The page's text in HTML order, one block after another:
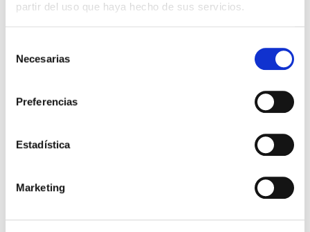
partir del uso que haya hecho de sus servicios.
Necesarias
Preferencias
Estadística
Marketing